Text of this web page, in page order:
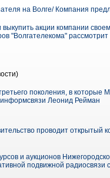
на Волге/ Компания
акции компании
"Волгателекома"
поколения, в
Леонид Рейман
проводит открытый
и аукционов
подвижной